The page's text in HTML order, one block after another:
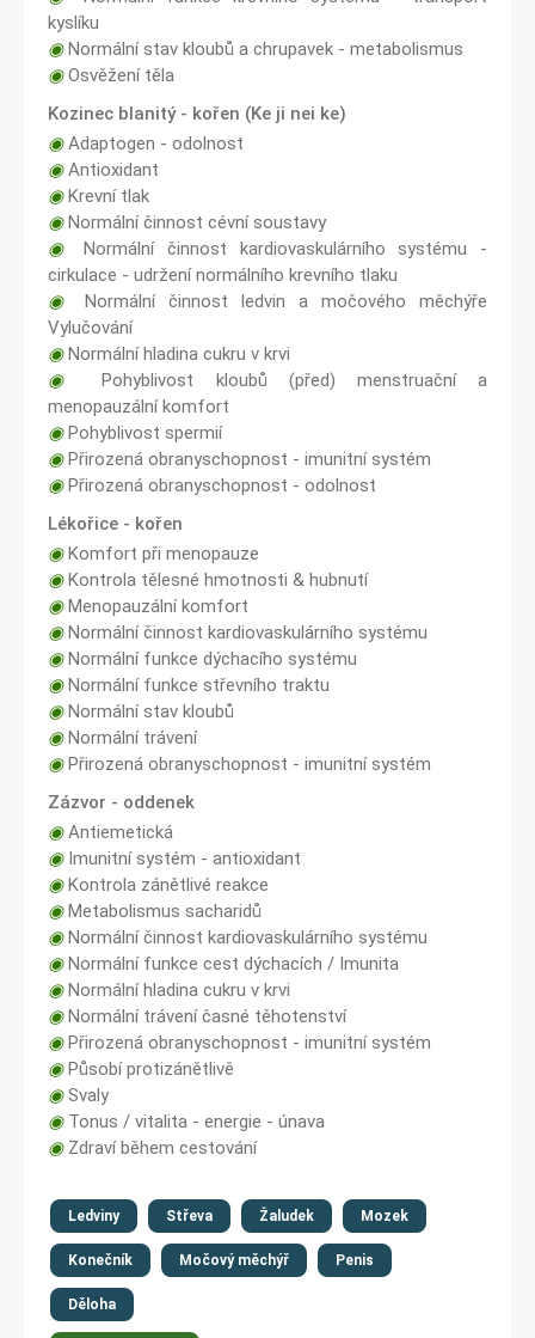
kyslíku
◉Normální stav kloubů a chrupavek - metabolismus
◉Osvěžení těla
Kozinec blanitý - kořen (Ke ji nei ke)
◉Adaptogen - odolnost
◉Antioxidant
◉Krevní tlak
◉Normální činnost cévní soustavy
◉
Normální činnost kardiovaskulárního systému -
cirkulace - udržení normálního krevního tlaku
◉
Normální činnost ledvin a močového měchýře
Vylučování
◉Normální hladina cukru v krvi
◉
Pohyblivost kloubů (před) menstruační a
menopauzální komfort
◉Pohyblivost spermií
◉Přirozená obranyschopnost - imunitní systém
◉Přirozená obranyschopnost - odolnost
Lékořice - kořen
◉Komfort při menopauze
◉Kontrola tělesné hmotnosti & hubnutí
◉Menopauzální komfort
◉Normální činnost kardiovaskulárního systému
◉Normální funkce dýchacího systému
◉Normální funkce střevního traktu
◉Normální stav kloubů
◉Normální trávení
◉Přirozená obranyschopnost - imunitní systém
Zázvor - oddenek
◉Antiemetická
◉Imunitní systém - antioxidant
◉Kontrola zánětlivé reakce
◉Metabolismus sacharidů
◉Normální činnost kardiovaskulárního systému
◉Normální funkce cest dýchacích / Imunita
◉Normální hladina cukru v krvi
◉Normální trávení časné těhotenství
◉Přirozená obranyschopnost - imunitní systém
◉Působí protizánětlivě
◉Svaly
◉Tonus / vitalita - energie - únava
◉Zdraví během cestování
Ledviny Střeva Žaludek Mozek
Konečník Močový měchýř Penis
Děloha